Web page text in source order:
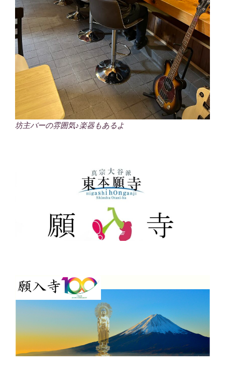
坊主バーの雰囲気♪楽器もあるよ